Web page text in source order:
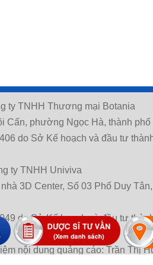
ty TNHH Thương mại Botania
Cấn, phường Ngọc Hà, thành phố
do Sở Kế hoạch và đầu tư
ty TNHH Univiva
3D Center, Số 03 Phố Duy
do Sở Kế hoạch và đầu tư
nội dung quảng cáo: Trần Thị